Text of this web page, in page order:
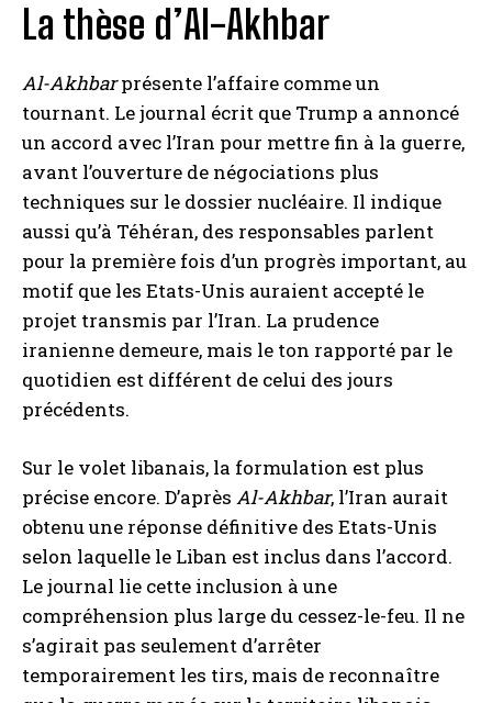
La thèse d’Al-Akhbar
Al-Akhbarprésente l’affaire comme un
tournant. Le journal écrit que Trump a annoncé
un accord avec l’Iran pour mettre fin à la guerre,
avant l’ouverture de négociations plus
techniques sur le dossier nucléaire. Il indique
aussi qu’à Téhéran, des responsables parlent
pour la première fois d’un progrès important, au
motif que les Etats-Unis auraient accepté le
projet transmis par l’Iran. La prudence
iranienne demeure, mais le ton rapporté par le
quotidien est différent de celui des jours
précédents.
Sur le volet libanais, la formulation est plus
précise encore. D’après Al-Akhbar, l’Iran aurait
obtenu une réponse définitive des Etats-Unis
selon laquelle le Liban est inclus dans l’accord.
Le journal lie cette inclusion à une
compréhension plus large du cessez-le-feu. Il ne
s’agirait pas seulement d’arrêter
temporairement les tirs, mais de reconnaître